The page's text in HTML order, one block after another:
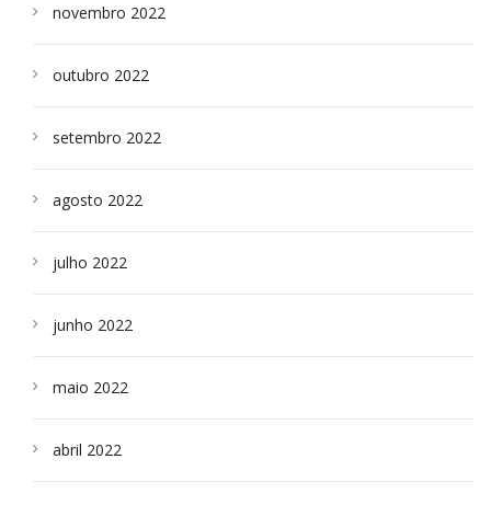
novembro 2022
outubro 2022
setembro 2022
agosto 2022
julho 2022
junho 2022
maio 2022
abril 2022